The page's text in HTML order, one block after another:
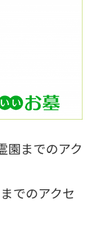
園までのアク
でのアクセ